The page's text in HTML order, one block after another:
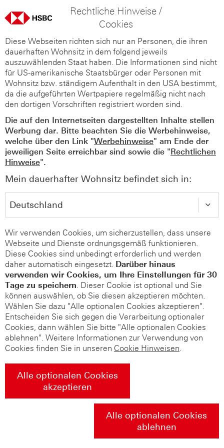
Rechtliche Hinweise /
Cookies
Diese Webseiten richten sich nur an Personen, die ihren
dauerhaften Wohnsitz in dem folgend jeweils
auszuwählenden Staat haben. Die Informationen sind nicht
für US-amerikanische Staatsbürger oder Personen mit
Wohnsitz bzw. ständigem Aufenthalt in den USA bestimmt,
da die aufgeführten Wertpapiere regelmäßig nicht nach
den dortigen Vorschriften registriert worden sind.
Die auf den Internetseiten dargestellten Inhalte stellen
Werbung dar. Bitte beachten Sie die Werbehinweise,
welche über den Link "Werbehinweise" am Ende der
jeweiligen Seite erreichbar sind sowie die "Rechtlichen
Hinweise".
Mein dauerhafter Wohnsitz befindet sich in:
Wir verwenden Cookies, um sicherzustellen, dass unsere
Webseite und Dienste ordnungsgemäß funktionieren.
Diese Cookies sind unbedingt erforderlich und werden
daher automatisch eingesetzt. Darüber hinaus
verwenden wir Cookies, um Ihre Einstellungen für 30
Tage zu speichern. Dieser Cookie ist optional und Sie
können auswählen, ob Sie diesen akzeptieren möchten.
Wählen Sie dazu "Alle optionalen Cookies akzeptieren".
Entscheiden Sie sich gegen die Verarbeitung optionaler
Cookies, dann wählen Sie bitte "Alle optionalen Cookies
ablehnen". Weitere Informationen zur Verwendung von
Cookies finden Sie in unseren Cookie Hinweisen.
Alle optionalen Cookies
akzeptieren
Alle optionalen Cookies
ablehnen